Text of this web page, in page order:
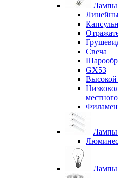
Лампы
Свеча
GX53
Лампы
Лампы